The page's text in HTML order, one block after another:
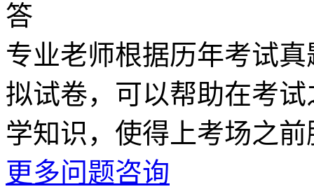
答
专业老师根据历年考试
拟试卷，可以帮助在考
学知识，使得上考场之
更多问题咨询